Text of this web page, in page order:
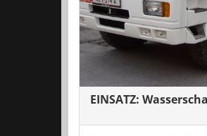
EINSATZ: